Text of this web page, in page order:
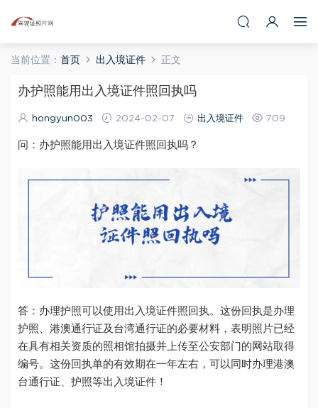
当前位置： 首页 出入境证件 正文
办护照能用出入境证件照回执吗
hongyun003 2024-02-07 出入境证件 709
问：办护照能用出入境证件照回执吗？
答：办理护照可以使用出入境证件照回执。这份回执是办理
护照、港澳通行证及台湾通行证的必要材料，表明照片已经
在具有相关资质的照相馆拍摄并上传至公安部门的网站取得
编号。这份回执单的有效期在一年左右，可以同时办理港澳
台通行证、护照等出入境证件！